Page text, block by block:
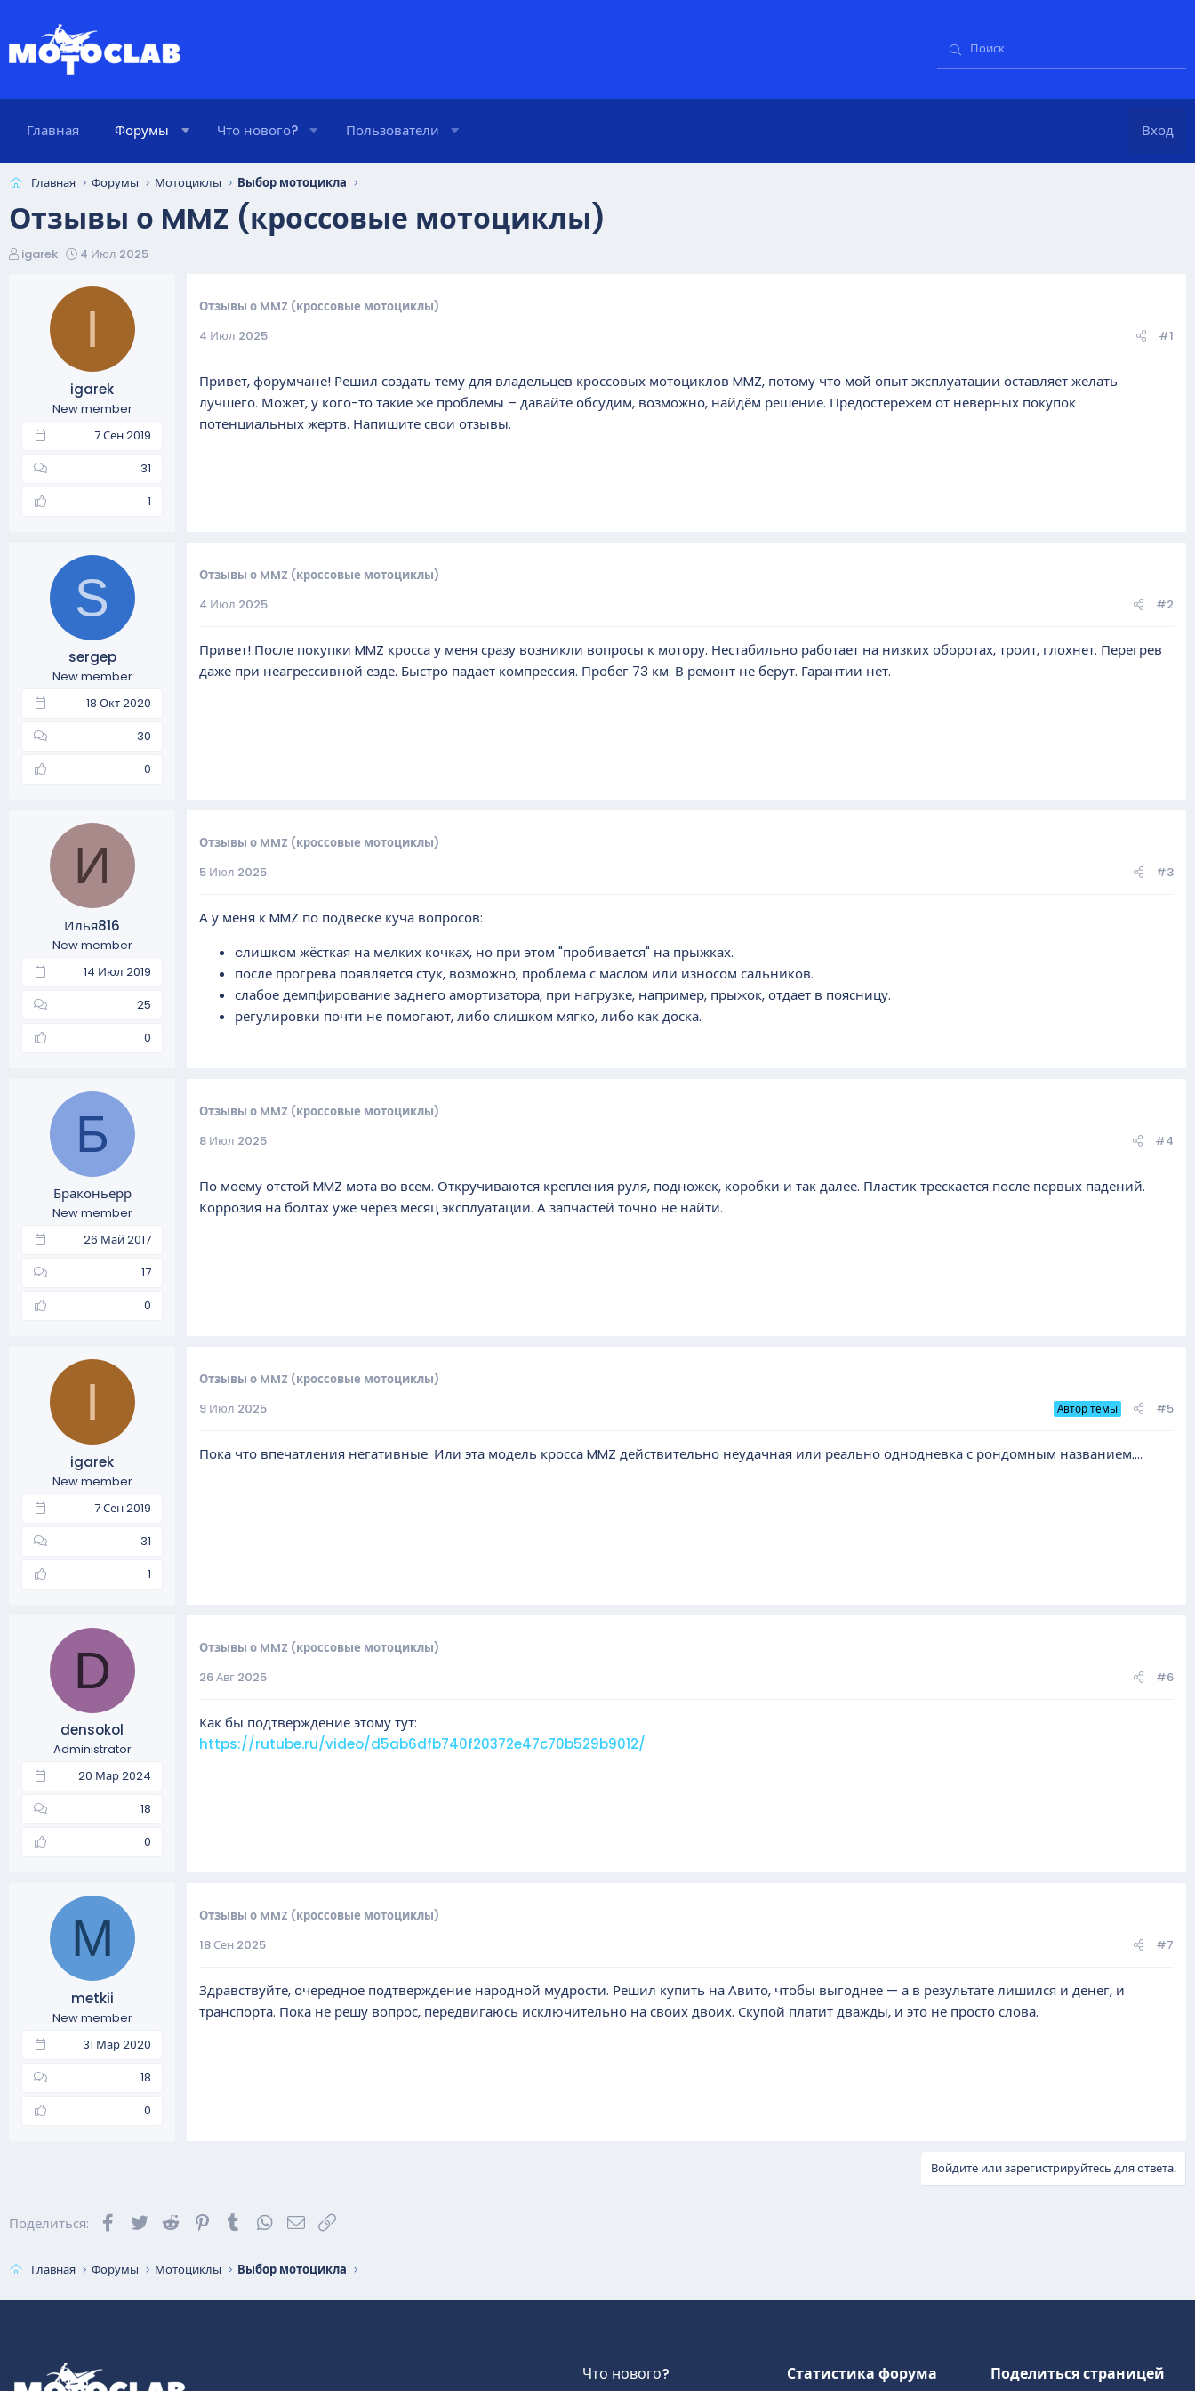
Главная Форумы Что нового? Пользователи Вход
Главная Форумы Мотоциклы Выбор мотоцикла
Отзывы о MMZ (кроссовые мотоциклы)
А
igarek
Д
т
а
л
а
4 Июл 2025
I
igarek
New member
7 Сен 2019
31
1
Отзывы о MMZ (кроссовые мотоциклы)
4 Июл 2025
#1
Привет, форумчане! Решил создать тему для владельцев кроссовых мотоциклов MMZ, потому что мой опыт эксплуатации оставляет желать
лучшего. Может, у кого-то такие же проблемы – давайте обсудим, возможно, найдём решение. Предостережем от неверных покупок
потенциальных жертв. Напишите свои отзывы.
S
sergep
New member
18 Окт 2020
30
0
Отзывы о MMZ (кроссовые мотоциклы)
4 Июл 2025
#2
Привет! После покупки MMZ кросса у меня сразу возникли вопросы к мотору. Нестабильно работает на низких оборотах, троит, глохнет. Перегрев
даже при неагрессивной езде. Быстро падает компрессия. Пробег 73 км. В ремонт не берут. Гарантии нет.
И
Илья816
New member
14 Июл 2019
25
0
Отзывы о MMZ (кроссовые мотоциклы)
5 Июл 2025
#3
А у меня к MMZ по подвеске куча вопросов:
cлишком жёсткая на мелких кочках, но при этом "пробивается" на прыжках.
после прогрева появляется стук, возможно, проблема с маслом или износом сальников.
слабое демпфирование заднего амортизатора, при нагрузке, например, прыжок, отдает в поясницу.
регулировки почти не помогают, либо слишком мягко, либо как доска.
Б
Браконьерр
New member
26 Май 2017
17
0
Отзывы о MMZ (кроссовые мотоциклы)
8 Июл 2025
#4
По моему отстой MMZ мота во всем. Откручиваются крепления руля, подножек, коробки и так далее. Пластик трескается после первых падений.
Коррозия на болтах уже через месяц эксплуатации. А запчастей точно не найти.
I
igarek
New member
7 Сен 2019
31
1
Отзывы о MMZ (кроссовые мотоциклы)
9 Июл 2025
Автор темы #5
Пока что впечатления негативные. Или эта модель кросса MMZ действительно неудачная или реально однодневка с рондомным названием....
D
densokol
Administrator
20 Мар 2024
18
0
Отзывы о MMZ (кроссовые мотоциклы)
26 Авг 2025
#6
Как бы подтверждение этому тут:
https://rutube.ru/video/d5ab6dfb740f20372e47c70b529b9012/
M
metkii
New member
31 Мар 2020
18
0
Отзывы о MMZ (кроссовые мотоциклы)
18 Сен 2025
#7
Здравствуйте, очередное подтверждение народной мудрости. Решил купить на Авито, чтобы выгоднее — а в результате лишился и денег, и
транспорта. Пока не решу вопрос, передвигаюсь исключительно на своих двоих. Скупой платит дважды, и это не просто слова.
Войдите или зарегистрируйтесь для ответа.
Поделиться: FacebookTwitterReddit PinterestTumblrWhatsAppЭлектронная почта
Главная Форумы Мотоциклы Выбор мотоцикла
Что нового? Статистика форума Поделиться страницей